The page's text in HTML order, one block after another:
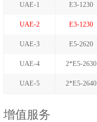
UAE-1 E3-1230
UAE-2 E3-1230
UAE-3 E5-2620
UAE-4 2*E5-2630
UAE-5 2*E5-2640
增值服务